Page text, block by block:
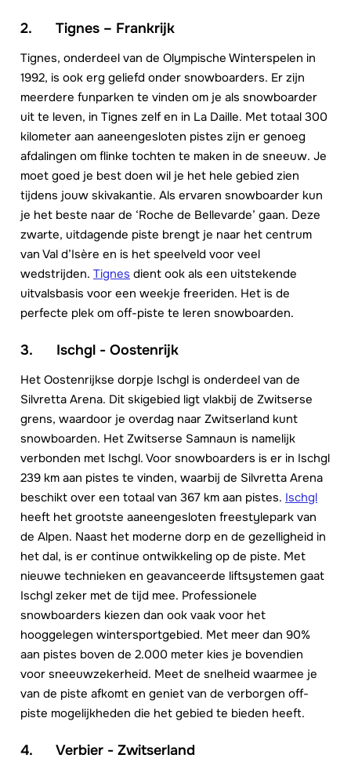
2. Tignes – Frankrijk
Tignes, onderdeel van de Olympische Winterspelen in
1992, is ook erg geliefd onder snowboarders. Er zijn
meerdere funparken te vinden om je als snowboarder
uit te leven, in Tignes zelf en in La Daille. Met totaal 300
kilometer aan aaneengesloten pistes zijn er genoeg
afdalingen om flinke tochten te maken in de sneeuw. Je
moet goed je best doen wil je het hele gebied zien
tijdens jouw skivakantie. Als ervaren snowboarder kun
je het beste naar de ‘Roche de Bellevarde’ gaan. Deze
zwarte, uitdagende piste brengt je naar het centrum
van Val d’Isère en is het speelveld voor veel
wedstrijden. Tignes dient ook als een uitstekende
uitvalsbasis voor een weekje freeriden. Het is de
perfecte plek om off-piste te leren snowboarden.
3. Ischgl - Oostenrijk
Het Oostenrijkse dorpje Ischgl is onderdeel van de
Silvretta Arena. Dit skigebied ligt vlakbij de Zwitserse
grens, waardoor je overdag naar Zwitserland kunt
snowboarden. Het Zwitserse Samnaun is namelijk
verbonden met Ischgl. Voor snowboarders is er in Ischgl
239 km aan pistes te vinden, waarbij de Silvretta Arena
beschikt over een totaal van 367 km aan pistes. Ischgl
heeft het grootste aaneengesloten freestylepark van
de Alpen. Naast het moderne dorp en de gezelligheid in
het dal, is er continue ontwikkeling op de piste. Met
nieuwe technieken en geavanceerde liftsystemen gaat
Ischgl zeker met de tijd mee. Professionele
snowboarders kiezen dan ook vaak voor het
hooggelegen wintersportgebied. Met meer dan 90%
aan pistes boven de 2.000 meter kies je bovendien
voor sneeuwzekerheid. Meet de snelheid waarmee je
van de piste afkomt en geniet van de verborgen off-
piste mogelijkheden die het gebied te bieden heeft.
4. Verbier - Zwitserland